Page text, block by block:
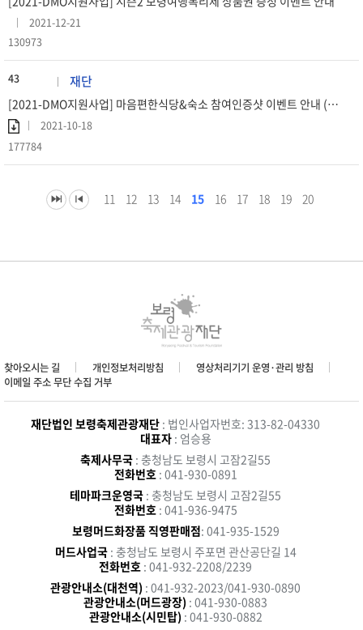
2021-12-21
130973
43 재단
[2021-DMO지원사업] 마음편한식당&숙소 참여인증샷 이벤트 안내 (종료)
2021-10-18
177784
11 12 13 14 15 16 17 18 19 20
찾아오시는 길 개인정보처리방침
영상처리기기 운영·관리 방침
이메일 주소 무단 수집 거부
재단법인 보령축제관광재단 : 법인사업자번호: 313-82-04330
대표자: 엄승용
축제사무국 : 충청남도 보령시 고잠2길55
전화번호 : 041-930-0891
테마파크운영국 : 충청남도 보령시 고잠2길55
전화번호 : 041-936-9475
보령머드화장품 직영판매점: 041-935-1529
머드사업국 : 충청남도 보령시 주포면 관산공단길 14
전화번호 : 041-932-2208/2239
관광안내소(대천역) : 041-932-2023/041-930-0890
관광안내소(머드광장) : 041-930-0883
관광안내소(시민탑) : 041-930-0882